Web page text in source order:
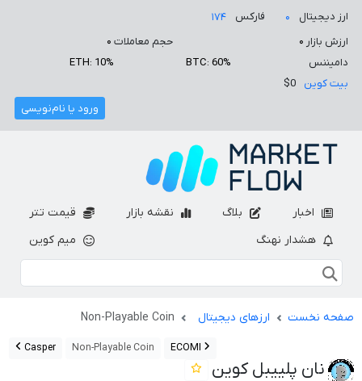
ارز دیجیتال ۰ فارکس
۱۷۴
ارزش بازار ۰ حجم معاملات ۰
دامیننس
BTC: 60%
ETH: 10%
بیت کوین
$0
ورود یا نام‌نویسی
اخبار بلاگ نقشه بازار
قیمت تتر
هشدار نهنگ
میم کوین
صفحه نخست ارزهای دیجیتال Non-Playable Coin
Non-Playable Coin
Casper
نان پلییبل کوین